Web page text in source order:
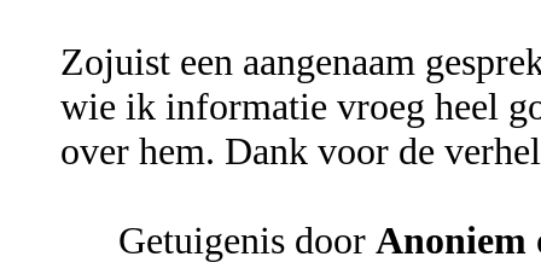
Zojuist een aangenaam
wie ik informatie vroeg heel
over hem. Dank voor de
Getuigenis door Anoniem